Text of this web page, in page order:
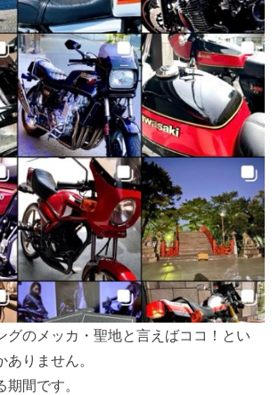
グのメッカ・聖地と言えばココ！とい
ありません。
間です。